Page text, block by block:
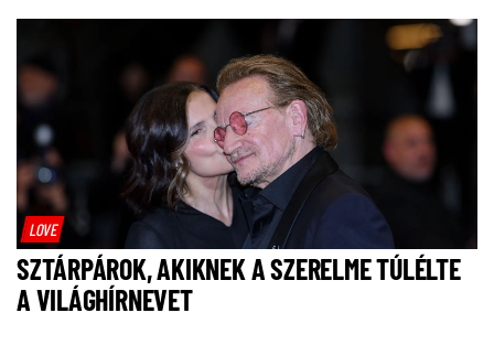
LOVE
SZTÁRPÁROK, AKIKNEK A SZERELME TÚLÉLTE
A VILÁGHÍRNEVET